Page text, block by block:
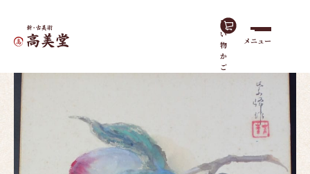
買
い
物
か
ご
メニュー
ホーム作品一覧